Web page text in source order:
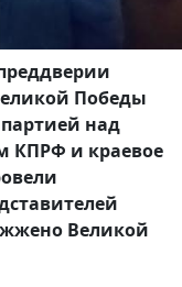
Победы
над
КПРФ и краевое
Великой